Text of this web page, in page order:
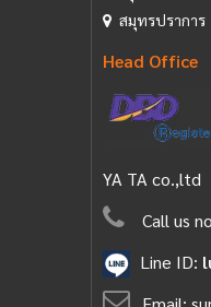
สมุทรปราการ
Head Office
YA TA co.,ltd
Call us
Line ID: